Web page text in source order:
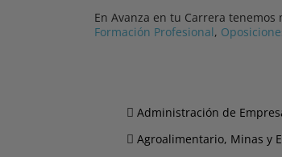
En Avanza en tu Carrera
Formación Profesional,
Administración de
Agroalimentario, Minas y